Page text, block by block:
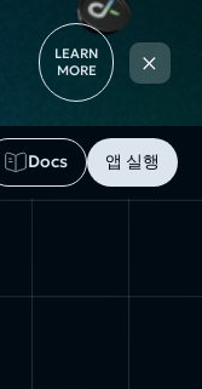
Docs 앱 실행
LEARN
MORE
×